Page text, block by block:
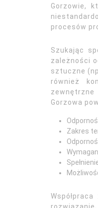
Gorzowie,
procesów
Szukając
zależności
sztuczne
również
Gorzowa
Zakres